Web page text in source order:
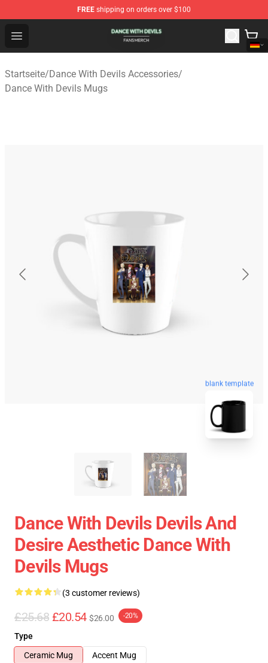
FREE shipping on orders over $100
Open menu
Dance With Devils Shop - Official Dance With Devils
Startseite/Dance With Devils Accessories/
Dance With Devils Mugs
blank template
Dance With Devils Devils And
Desire Aesthetic Dance With
Devils Mugs
(3 customer reviews)
£25.68 £20.54 $26.00 -20%
Type
Ceramic Mug
Accent Mug